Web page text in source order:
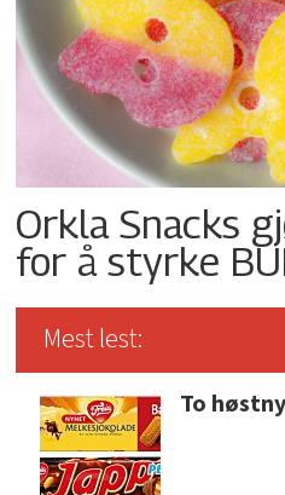
Orkla Snacks
for å styrke
Mest lest:
To